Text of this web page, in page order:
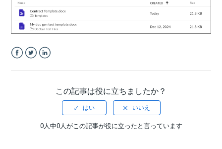
この記事は役に立ちましたか？
0人中0人がこの記事が役に立ったと言っています